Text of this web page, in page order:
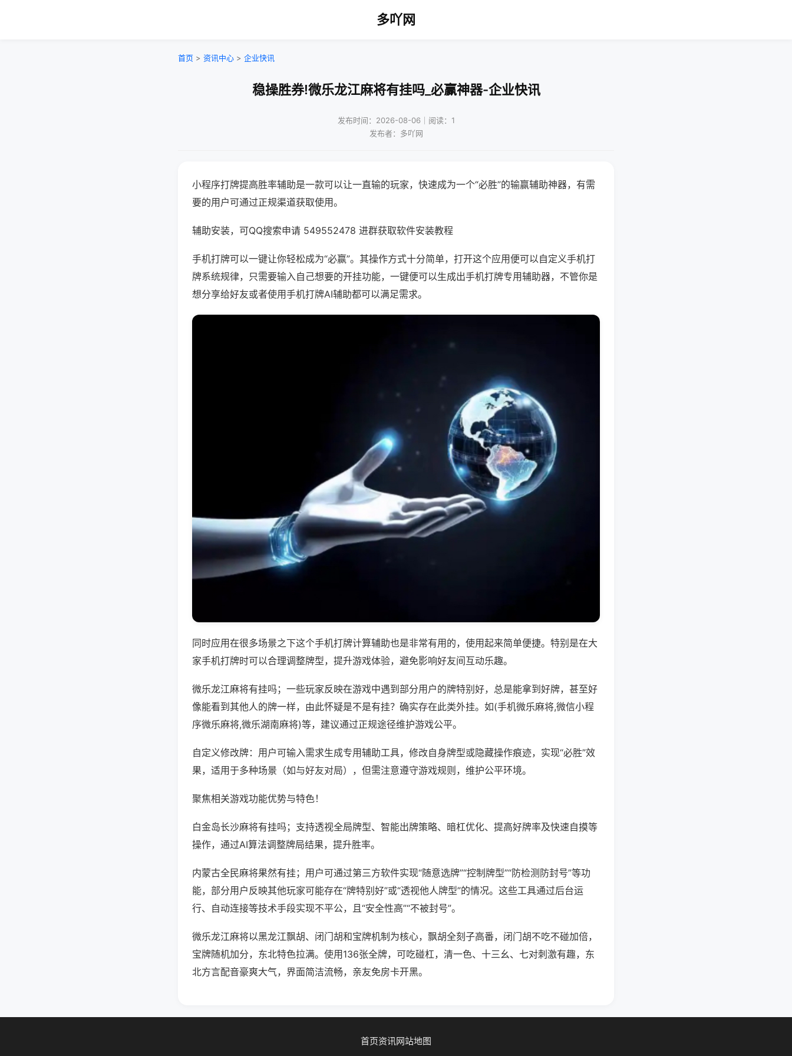
多吖网
首页 > 资讯中心 > 企业快讯
稳操胜券!微乐龙江麻将有挂吗_必赢神器-企业快讯
发布时间：2026-08-06｜阅读：1
发布者：多吖网
小程序打牌提高胜率辅助是一款可以让一直输的玩家，快速成为一个“必胜”的输赢辅助神器，有需
要的用户可通过正规渠道获取使用。
辅助安装，可QQ搜索申请 549552478 进群获取软件安装教程
手机打牌可以一键让你轻松成为“必赢”。其操作方式十分简单，打开这个应用便可以自定义手机打
牌系统规律，只需要输入自己想要的开挂功能，一键便可以生成出手机打牌专用辅助器，不管你是
想分享给好友或者使用手机打牌AI辅助都可以满足需求。
同时应用在很多场景之下这个手机打牌计算辅助也是非常有用的，使用起来简单便捷。特别是在大
家手机打牌时可以合理调整牌型，提升游戏体验，避免影响好友间互动乐趣。
微乐龙江麻将有挂吗；一些玩家反映在游戏中遇到部分用户的牌特别好，总是能拿到好牌，甚至好
像能看到其他人的牌一样，由此怀疑是不是有挂？确实存在此类外挂。如(手机微乐麻将,微信小程
序微乐麻将,微乐湖南麻将)等，建议通过正规途径维护游戏公平。
自定义修改牌：用户可输入需求生成专用辅助工具，修改自身牌型或隐藏操作痕迹，实现“必胜”效
果，适用于多种场景（如与好友对局），但需注意遵守游戏规则，维护公平环境。
聚焦相关游戏功能优势与特色！
白金岛长沙麻将有挂吗；支持透视全局牌型、智能出牌策略、暗杠优化、提高好牌率及快速自摸等
操作，通过AI算法调整牌局结果，提升胜率。
内蒙古全民麻将果然有挂；用户可通过第三方软件实现“随意选牌”“控制牌型”“防检测防封号”等功
能，部分用户反映其他玩家可能存在“牌特别好”或“透视他人牌型”的情况。这些工具通过后台运
行、自动连接等技术手段实现不平公，且“安全性高”“不被封号”。
微乐龙江麻将以黑龙江飘胡、闭门胡和宝牌机制为核心，飘胡全刻子高番，闭门胡不吃不碰加倍，
宝牌随机加分，东北特色拉满。使用136张全牌，可吃碰杠，清一色、十三幺、七对刺激有趣，东
北方言配音豪爽大气，界面简洁流畅，亲友免房卡开黑。
首页资讯网站地图